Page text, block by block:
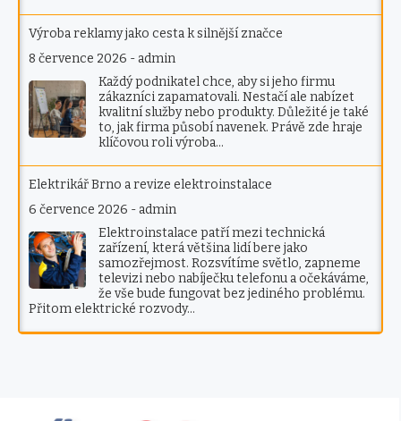
Výroba reklamy jako cesta k silnější značce
8 července 2026 - admin
Každý podnikatel chce, aby si jeho firmu
zákazníci zapamatovali. Nestačí ale nabízet
kvalitní služby nebo produkty. Důležité je také
to, jak firma působí navenek. Právě zde hraje
klíčovou roli výroba…
Elektrikář Brno a revize elektroinstalace
6 července 2026 - admin
Elektroinstalace patří mezi technická
zařízení, která většina lidí bere jako
samozřejmost. Rozsvítíme světlo, zapneme
televizi nebo nabíječku telefonu a očekáváme,
že vše bude fungovat bez jediného problému.
Přitom elektrické rozvody…